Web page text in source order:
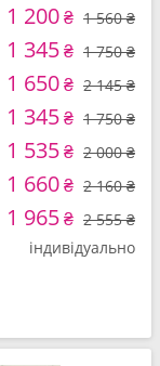
1 200₴ 1 560 ₴
1 345₴ 1 750 ₴
1 650₴ 2 145 ₴
1 345₴ 1 750 ₴
1 535₴ 2 000 ₴
1 660₴ 2 160 ₴
1 965₴ 2 555 ₴
індивідуально